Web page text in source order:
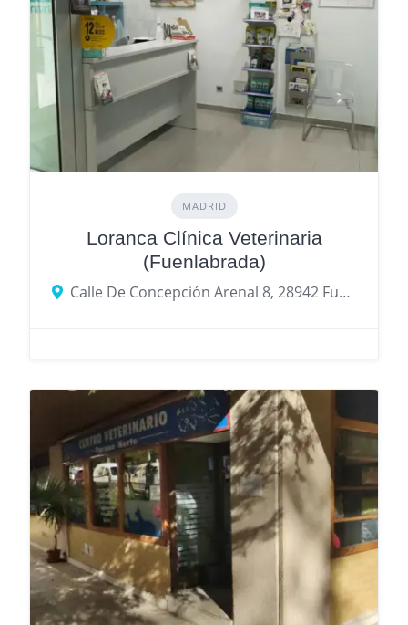
MADRID
Loranca Clínica Veterinaria
(Fuenlabrada)
Calle De Concepción Arenal 8, 28942 Fuenlabrada, provincia de Madrid, España